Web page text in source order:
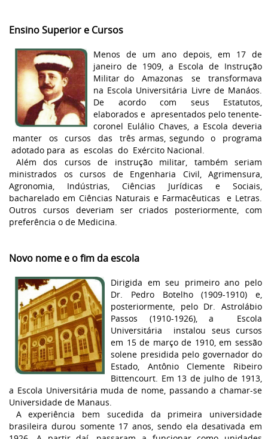
Ensino Superior e Cursos
Menos de um ano depois, em 17 de
janeiro de 1909, a Escola de Instrução
Militar do Amazonas se transformava
na Escola Universitária Livre de Manáos.
De acordo com seus Estatutos,
elaborados e apresentados pelo tenente-
coronel Eulálio Chaves, a Escola deveria
manter os cursos das três armas, segundo o programa
adotado para as escolas do Exército Nacional.
Além dos cursos de instrução militar, também seriam
ministrados os cursos de Engenharia Civil, Agrimensura,
Agronomia, Indústrias, Ciências Jurídicas e Sociais,
bacharelado em Ciências Naturais e Farmacêuticas e Letras.
Outros cursos deveriam ser criados posteriormente, com
preferência o de Medicina.
Novo nome e o fim da escola
Dirigida em seu primeiro ano pelo
Dr. Pedro Botelho (1909-1910) e,
posteriormente, pelo Dr. Astrolábio
Passos (1910-1926), a Escola
Universitária instalou seus cursos
em 15 de março de 1910, em sessão
solene presidida pelo governador do
Estado, Antônio Clemente Ribeiro
Bittencourt. Em 13 de julho de 1913,
a Escola Universitária muda de nome, passando a chamar-se
Universidade de Manaus.
A experiência bem sucedida da primeira universidade
brasileira durou somente 17 anos, sendo ela desativada em